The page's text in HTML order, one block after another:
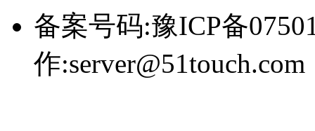
备案号码:豫ICP备
作:server@51touch.com